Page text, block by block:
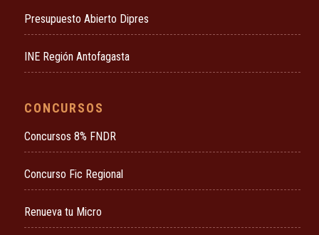
Presupuesto Abierto Dipres
INE Región Antofagasta
CONCURSOS
Concursos 8% FNDR
Concurso Fic Regional
Renueva tu Micro